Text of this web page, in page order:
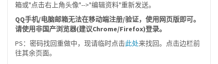
箱或"点击右上角头像"-->"编辑资料"重新发送。
QQ手机/电脑邮箱无法在移动端注册/验证，使用网页版即可。
请使用非国产浏览器(建议Chrome/Firefox)登录。
PS：密码找回重做中，现请临时点击此处来找回。点击边栏前
往其余页面。